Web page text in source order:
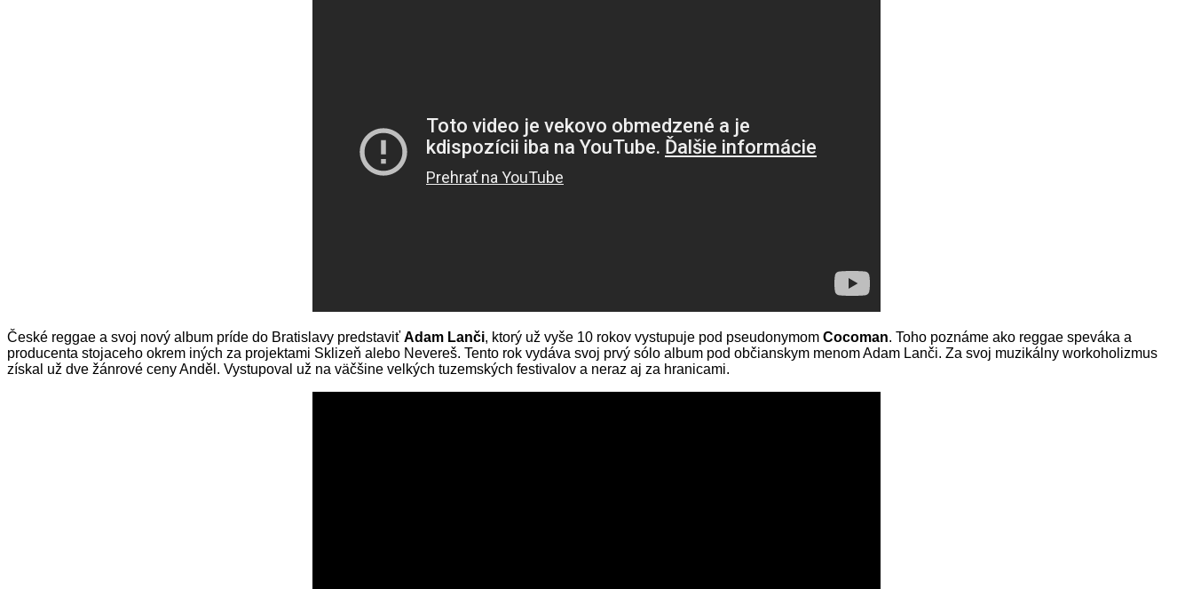
České reggae a svoj nový album príde do Bratislavy predstaviť Adam Lanči, ktorý už vyše 10 rokov vystupuje pod pseudonymom Cocoman. Toho poznáme ako reggae speváka a
producenta stojaceho okrem iných za projektami Sklizeň alebo Nevereš. Tento rok vydáva svoj prvý sólo album pod občianskym menom Adam Lanči. Za svoj muzikálny workoholizmus
získal už dve žánrové ceny Anděl. Vystupoval už na väčšine velkých tuzemských festivalov a neraz aj za hranicami.